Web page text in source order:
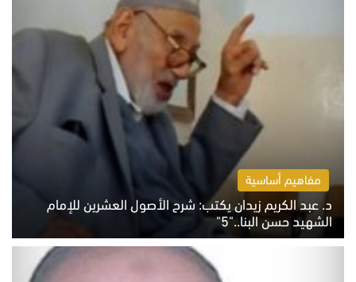
مفاهيم أساسية
د. عبد الكريم زيدان يكتب: شرح الأصول العشرين للإمام
الشهيد حسن البنا.."5"
السبت 8 أغسطس 2026 10:46 ص